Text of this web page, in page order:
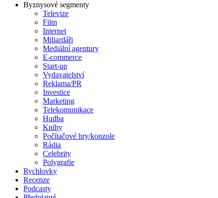
Byznysové segmenty
Televize
Film
Internet
Miliardáři
Mediální agentury
E-commerce
Start-up
Vydavatelství
Reklama/PR
Investice
Marketing
Telekomunikace
Hudba
Knihy
Počítačové hry/konzole
Rádia
Celebrity
Polygrafie
Rychlovky
Recenze
Podcasty